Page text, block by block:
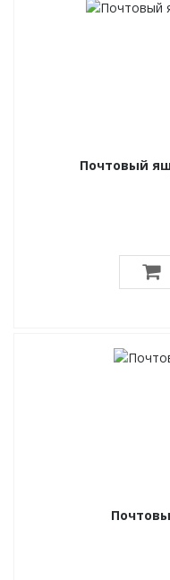
Почтовый